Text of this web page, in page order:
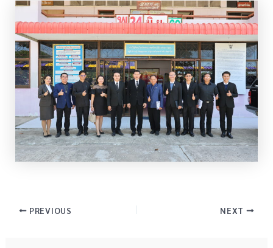
PREVIOUS NEXT